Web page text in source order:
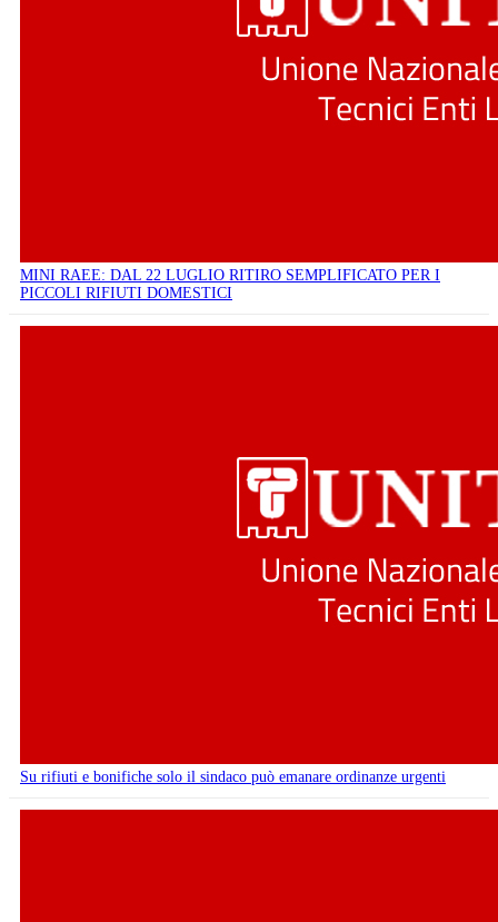
MINI RAEE: DAL 22 LUGLIO RITIRO SEMPLIFICATO PER I
PICCOLI RIFIUTI DOMESTICI
Su rifiuti e bonifiche solo il sindaco può emanare ordinanze urgenti